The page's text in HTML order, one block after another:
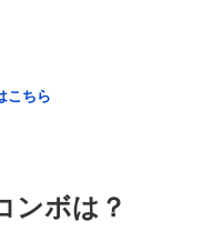
こちら
ンボは？